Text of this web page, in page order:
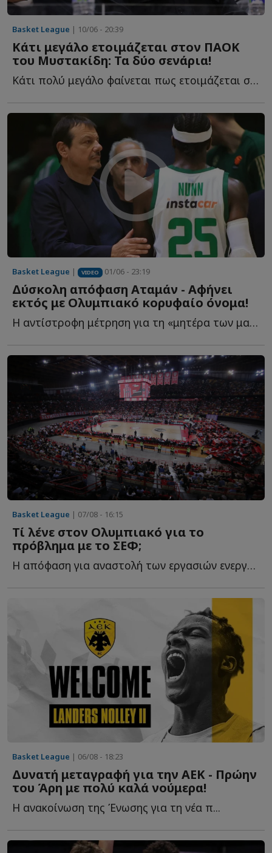
Basket League | 10/06 - 20:39
Κάτι μεγάλο ετοιμάζεται στον ΠΑΟΚ
του Μυστακίδη: Τα δύο σενάρια!
Κάτι πολύ μεγάλο φαίνεται πως ετοιμάζεται στον ΠΑΟΚ τ...
Basket League | VIDEO 01/06 - 23:19
Δύσκολη απόφαση Αταμάν - Αφήνει
εκτός με Ολυμπιακό κορυφαίο όνομα!
Η αντίστροφη μέτρηση για τη «μητέρα των μαχών» έχει ξ...
Basket League | 07/08 - 16:15
Τί λένε στον Ολυμπιακό για το
πρόβλημα με το ΣΕΦ;
Η απόφαση για αναστολή των εργασιών ενεργειακής αναβάθμισης δ...
Basket League | 06/08 - 18:23
Δυνατή μεταγραφή για την ΑΕΚ - Πρώην
του Άρη με πολύ καλά νούμερα!
Η ανακοίνωση της Ένωσης για τη νέα π...